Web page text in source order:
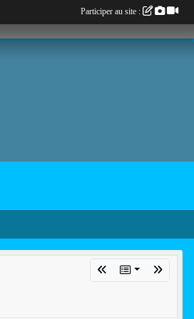
Participer au site :